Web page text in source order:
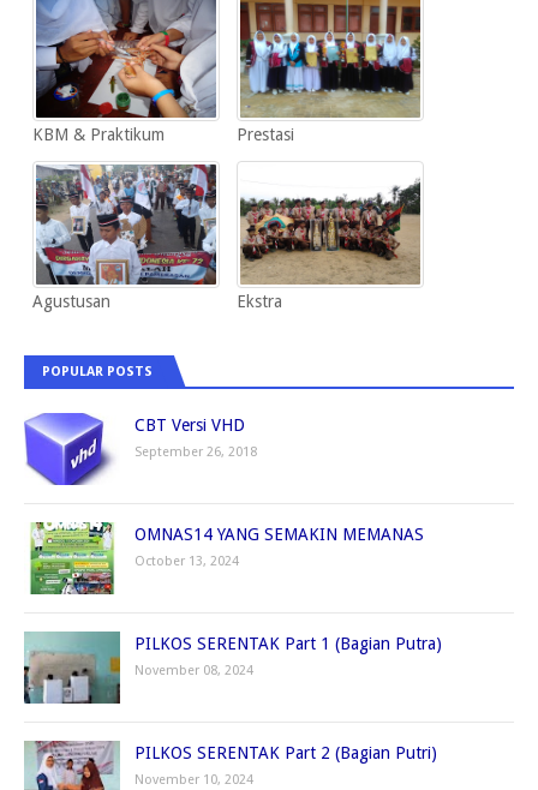
KBM & Praktikum Prestasi
Agustusan Ekstra
POPULAR POSTS
CBT Versi VHD
September 26, 2018
OMNAS14 YANG SEMAKIN MEMANAS
October 13, 2024
PILKOS SERENTAK Part 1 (Bagian Putra)
November 08, 2024
PILKOS SERENTAK Part 2 (Bagian Putri)
November 10, 2024